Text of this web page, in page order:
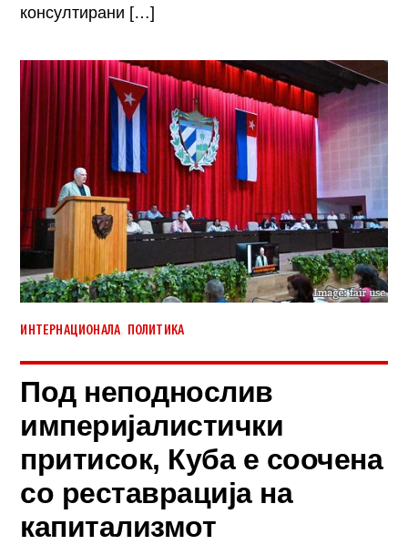
консултирани […]
ИНТЕРНАЦИОНАЛА ПОЛИТИКА
Под неподнослив
империјалистички
притисок, Куба е соочена
со реставрација на
капитализмот